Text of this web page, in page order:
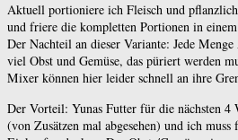
Aktuell portioniere ich Fleisch und
und friere die kompletten Portionen in
Der Nachteil an dieser Variante: Jede
viel Obst und Gemüse, das püriert werden
Mixer können hier leider schnell an ihre
Der Vorteil: Yunas Futter für die nächsten
(von Zusätzen mal abgesehen) und ich